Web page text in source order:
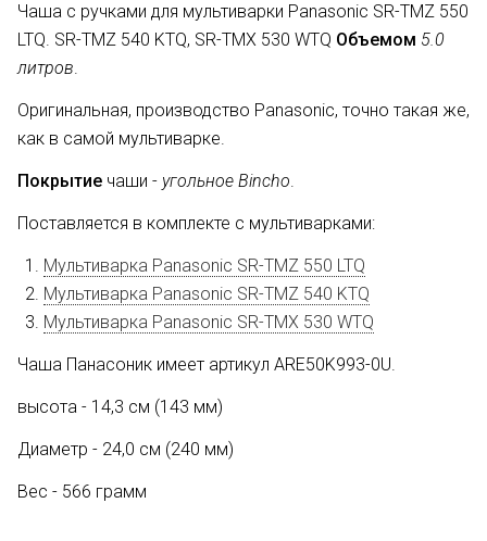
Чаша с ручками для мультиварки Panasonic SR-TMZ 550
LTQ. SR-TMZ 540 KTQ, SR-TMX 530 WTQ Объемом 5.0
литров.
Оригинальная, производство Panasonic, точно такая же,
как в самой мультиварке.
Покрытие чаши - угольное Bincho.
Поставляется в комплекте с мультиварками:
Мультиварка Panasonic SR-TMZ 550 LTQ
Мультиварка Panasonic SR-TMZ 540 KTQ
Мультиварка Panasonic SR-TMX 530 WTQ
Чаша Панасоник имеет артикул ARE50K993-0U.
высота - 14,3 см (143 мм)
Диаметр - 24,0 см (240 мм)
Вес - 566 грамм